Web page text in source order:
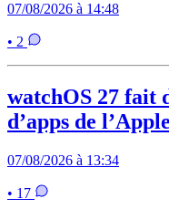
07/08/2026 à 14:48
• 2
watchOS 27 fait
d’apps de
07/08/2026 à 13:34
• 17